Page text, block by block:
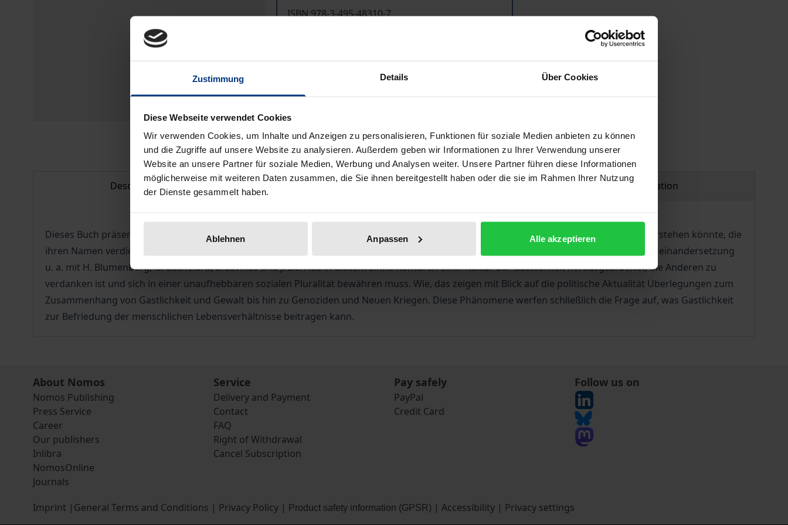
Zustimmung Details Über Cookies
Diese Webseite verwendet Cookies
Wir verwenden Cookies, um Inhalte und Anzeigen zu personalisieren, Funktionen für soziale Medien anbieten zu können
und die Zugriffe auf unsere Website zu analysieren. Außerdem geben wir Informationen zu Ihrer Verwendung unserer
Website an unsere Partner für soziale Medien, Werbung und Analysen weiter. Unsere Partner führen diese Informationen
möglicherweise mit weiteren Daten zusammen, die Sie ihnen bereitgestellt haben oder die sie im Rahmen Ihrer Nutzung
der Dienste gesammelt haben.
Ablehnen Anpassen Alle akzeptieren
ISBN 978-3-495-48310-7
Prices include VAT. Depending on the delivery address, VAT may vary at checkout.
Description Bibliographical data Product safety information
Dieses Buch präsentiert sechs elementar angelegte Heranführungen an die Frage, was man unter einer wahrhaft menschlichen Kultur verstehen könn­te, die
ihren Namen verdient. Ausgehend vom Bild einer dem Überleben der Gattung gegenüber gleichgültigen, ungastlichen Welt werden in Auseinandersetzung
u. a. mit H. Blumenberg, G. Bachelard, E. Levinas und J. Derrida in diesem Sinne Konturen einer Kultur der Gastlichkeit herausgearbeitet, die Anderen zu
verdanken ist und sich in einer unaufhebbaren sozialen Pluralität bewähren muss. Wie, das zeigen mit Blick auf die politische Aktualität Überlegungen zum
Zusammen­­hang von Gastlichkeit und Gewalt bis hin zu Genoziden und Neuen Kriegen. Diese Phänomene werfen schließlich die Frage auf, was Gastlichkeit
zur Befriedung der menschlichen Lebensverhältnisse beitragen kann.
About Nomos
Nomos Publishing
Press Service
Career
Our publishers
Inlibra
NomosOnline
Journals
Service
Delivery and Payment
Contact
FAQ
Right of Withdrawal
Cancel Subscription
Pay safely
PayPal
Credit Card
Follow us on
Imprint | General Terms and Conditions | Privacy Policy | Product safety information (GPSR) | Accessibility | Privacy settings